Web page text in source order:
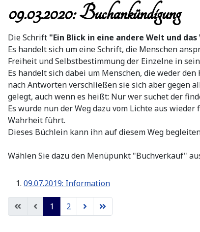
09.03.2020: Buchankündigung
Die Schrift "Ein Blick in eine andere Welt und
Es handelt sich um eine Schrift, die Menschen
Freiheit und Selbstbestimmung der Einzelne in
Es handelt sich dabei um Menschen, die weder
nach Antworten verschließen sie sich aber gegen
gelegt, auch wenn es heißt: Nur wer suchet der
Es wurde nun der Weg dazu vom Lichte aus
Wahrheit führt.
Dieses Büchlein kann ihn auf diesem Weg
Wählen Sie dazu den Menüpunkt "Buchverkauf"
09.07.2019: Information
1 2